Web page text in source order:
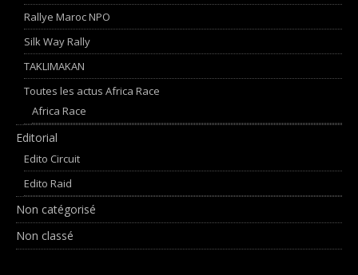
Rallye Maroc NPO
Silk Way Rally
TAKLIMAKAN
Toutes les actus Africa Race
Africa Race
Editorial
Edito Circuit
Edito Raid
Non catégorisé
Non classé